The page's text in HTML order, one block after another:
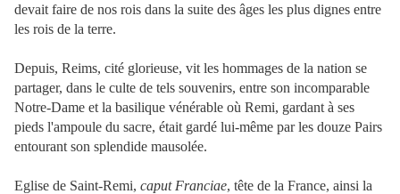
devait faire de nos rois dans la suite des âges les plus dignes entre
les rois de la terre.
Depuis, Reims, cité glorieuse, vit les hommages de la nation se
partager, dans le culte de tels souvenirs, entre son incomparable
Notre-Dame et la basilique vénérable où Remi, gardant à ses
pieds l'ampoule du sacre, était gardé lui-même par les douze Pairs
entourant son splendide mausolée.
Eglise de Saint-Remi, caput Franciae, tête de la France, ainsi la